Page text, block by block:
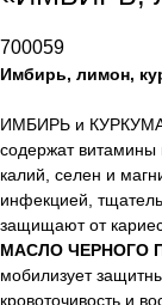
700059
Имбирь, лимон,
ИМБИРЬ и КУРКУМА -
содержат
калий, селен и
инфекцией,
защищают от
МАСЛО ЧЕРНОГО
мобилизует
кровоточивость и